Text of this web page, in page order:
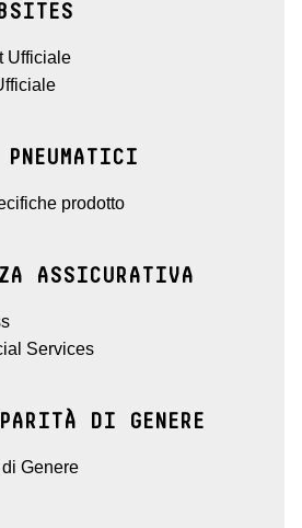
Ufficiale
prodotto
ASSICURATIVA
Services
DI GENERE
Genere